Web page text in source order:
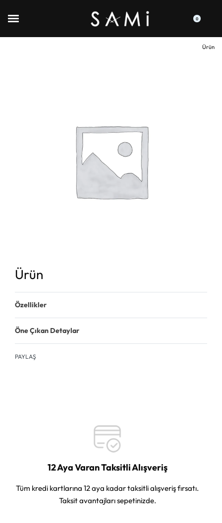
0
Ürün
Ürün
Özellikler
Öne Çıkan Detaylar
PAYLAŞ
12 Aya Varan Taksitli Alışveriş
Tüm kredi kartlarına 12 aya kadar taksitli alışveriş fırsatı.
Taksit avantajları sepetinizde.